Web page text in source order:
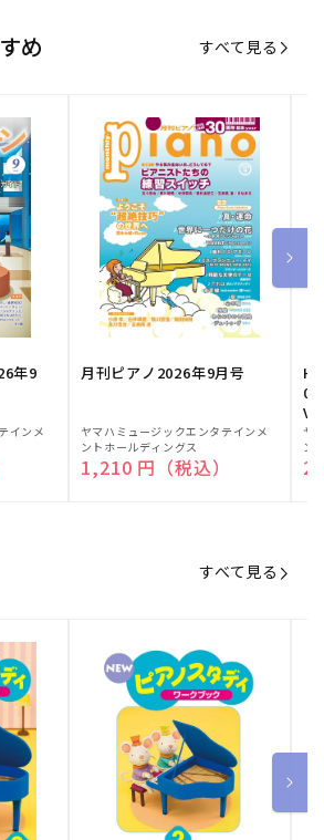
め すべて見る
年9
インメ
月刊ピアノ2026年9月号
販
売
元:
ヤマハミュージックエンタテインメ
ントホールディングス
通常価格
1,210 円（税込）
販
売
元:
ヤ
ン
すべて見る